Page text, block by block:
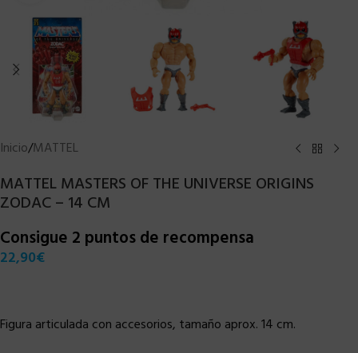
Inicio/MATTEL
MATTEL MASTERS OF THE UNIVERSE ORIGINS
ZODAC – 14 CM
Consigue 2 puntos de recompensa
22,90€
Figura articulada con accesorios, tamaño aprox. 14 cm.